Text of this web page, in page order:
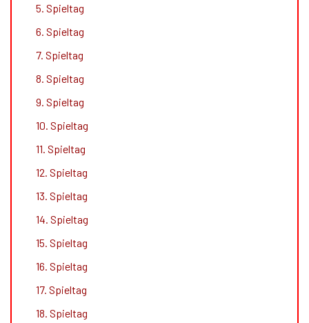
5. Spieltag
6. Spieltag
7. Spieltag
8. Spieltag
9. Spieltag
10. Spieltag
11. Spieltag
12. Spieltag
13. Spieltag
14. Spieltag
15. Spieltag
16. Spieltag
17. Spieltag
18. Spieltag